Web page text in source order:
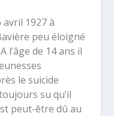
avril 1927 à
peu éloigné
de 14 ans il
le suicide
su qu’il
peut-être dû au